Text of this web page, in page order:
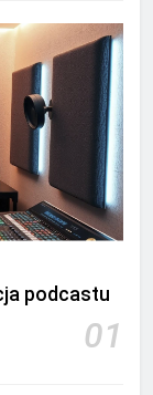
podcastu
01